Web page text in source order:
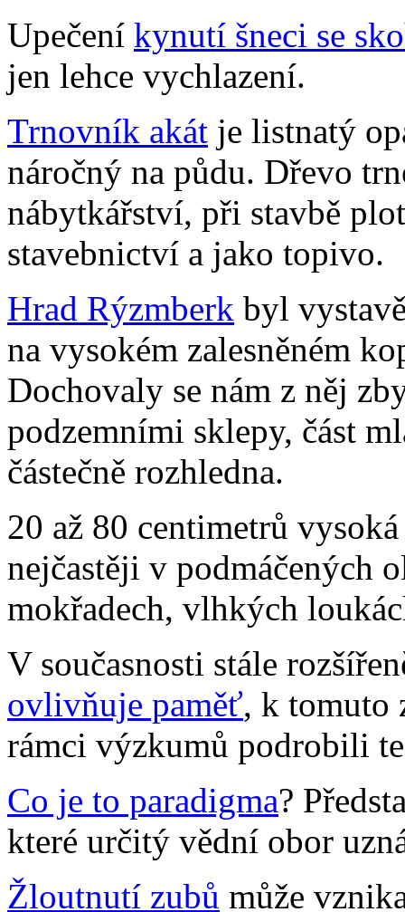
Upečení kynutí šneci se
jen lehce vychlazení.
Trnovník akát je listnatý
náročný na půdu. Dřevo
nábytkářství, při stavbě
stavebnictví a jako topivo.
Hrad Rýzmberk byl
na vysokém zalesněném
Dochovaly se nám z něj
podzemními sklepy, část
částečně rozhledna.
20 až 80 centimetrů
nejčastěji v podmáčených
mokřadech, vlhkých
V současnosti stále
ovlivňuje paměť, k tomuto
rámci výzkumů podrobili
Co je to paradigma?
které určitý vědní obor
Žloutnutí zubů může